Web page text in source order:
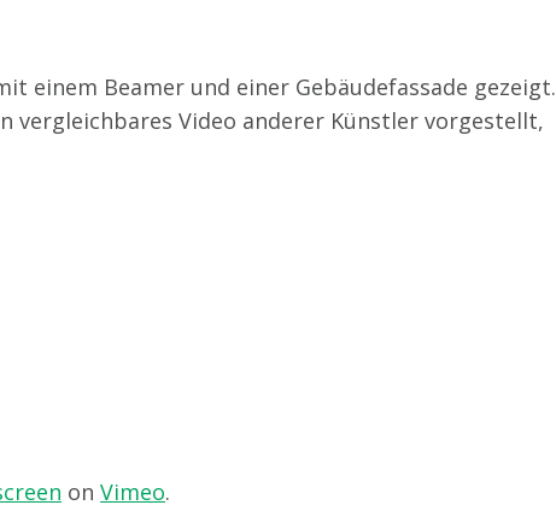
einem Beamer und einer Gebäudefassade gezeigt.
vergleichbares Video anderer Künstler vorgestellt,
on Vimeo.